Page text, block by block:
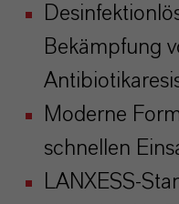
Bekämpfung
Moderne
schnellen
LANXESS-